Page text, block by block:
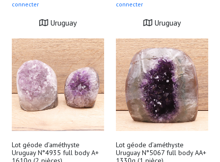
connecter
Uruguay
connecter
Uruguay
Lot géode d’améthyste
Uruguay N°4935 full body A+
Lot géode d’améthyste
Uruguay N°5067 full body AA+